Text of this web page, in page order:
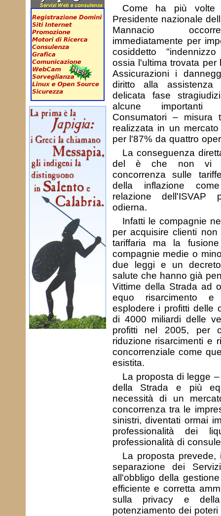
Come ha più volte
Presidente nazionale
Mannacio
immediatamente per
cosiddetto
ossia l'ultima trovata per
Assicurazioni i
diritto alla
delicata fase
alcune importanti
Consumatori – misura
realizzata in un
per l'87% da quattro
La conseguenza
del è che non vi
concorrenza sulle
della inflazione
relazione dell'ISVAP
odierna.
Infatti le compagnie
per acquisire clienti
tariffaria ma la
compagnie medie o
due leggi e un
salute che hanno già
Vittime della Strada ad
equo risarcimento
esplodere i profitti delle
di 4000 miliardi delle
profitti nel 2005, per
riduzione risarcimenti e
concorrenziale come
esistita.
La proposta di legge
della Strada e più
necessità di un
concorrenza tra le
sinistri, diventati ormai
professionalità dei
professionalità di
La proposta prevede,
separazione dei
all'obbligo della
efficiente e corretta
sulla privacy e
potenziamento dei